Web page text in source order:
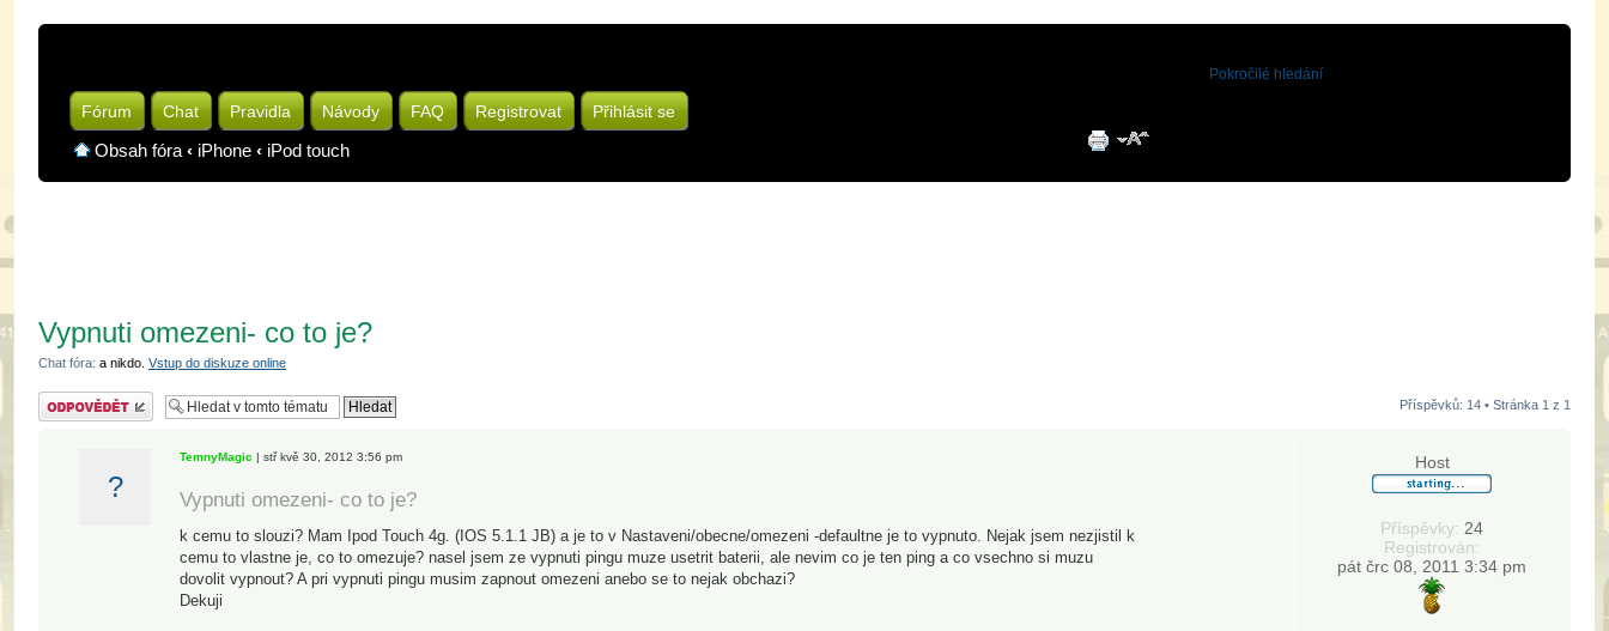
Fórum Chat Pravidla Návody FAQ Registrovat Přihlásit se
Obsah fóra ‹ iPhone ‹ iPod touch
Pokročilé hledání
Vypnuti omezeni- co to je?
Chat fóra: a nikdo. Vstup do diskuze online
Odeslat odpověď Příspěvků: 14 • Stránka 1 z 1
?
TemnyMagic | stř kvě 30, 2012 3:56 pm
Vypnuti omezeni- co to je?
k cemu to slouzi? Mam Ipod Touch 4g. (IOS 5.1.1 JB) a je to v Nastaveni/obecne/omezeni -defaultne je to vypnuto. Nejak jsem nezjistil k
cemu to vlastne je, co to omezuje? nasel jsem ze vypnuti pingu muze usetrit baterii, ale nevim co je ten ping a co vsechno si muzu
dovolit vypnout? A pri vypnuti pingu musim zapnout omezeni anebo se to nejak obchazi?
Dekuji
Host
Příspěvky: 24
Registrován:
pát črc 08, 2011 3:34 pm